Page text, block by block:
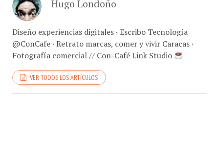
@ConCafe · Retrato marcas, comer y vivir Caracas ·
Fotografía comercial // Con-Café Link Studio
VER TODOS LOS ARTÍCULOS